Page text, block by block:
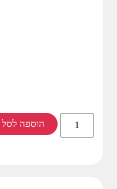
הוספה לסל